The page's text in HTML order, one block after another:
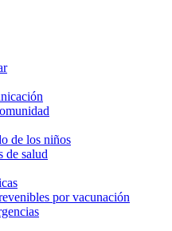
de los niños
de salud
por vacunación